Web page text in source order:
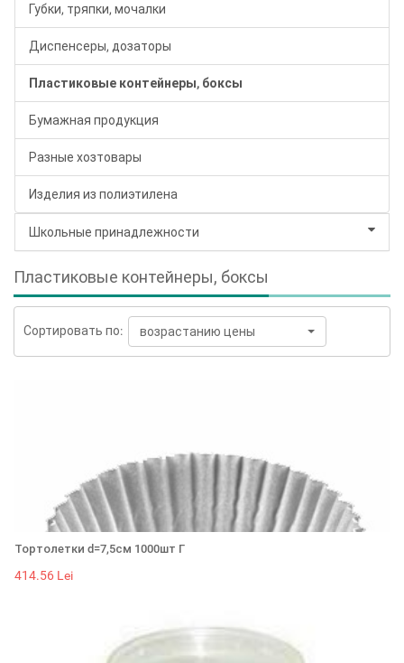
Губки, тряпки, мочалки
Диспенсеры, дозаторы
Пластиковые контейнеры, боксы
Бумажная продукция
Разные хозтовары
Изделия из полиэтилена
Школьные принадлежности
Пластиковые контейнеры, боксы
Сортировать по: возрастанию цены
Тортолетки d=7,5см 1000шт Г
414.56 Lei